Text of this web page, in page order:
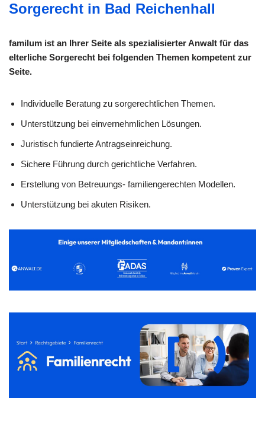
Sorgerecht in Bad Reichenhall
familum ist an Ihrer Seite als spezialisierter Anwalt für das
elterliche Sorgerecht bei folgenden Themen kompetent zur
Seite.
Individuelle Beratung zu sorge­rechtlichen Themen.
Unterstützung bei einvernehmlichen Lösungen.
Juristisch fundierte Antragseinreichung.
Sichere Führung durch gerichtliche Verfahren.
Erstellung von Betreuungs- familiengerechten Modellen.
Unterstützung bei akuten Risiken.